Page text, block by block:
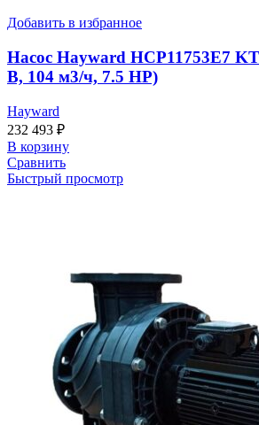
Добавить в избранное
Насос Hayward HCP11753E7
В, 104 м3/ч, 7.5 HP)
Hayward
232 493 ₽
В корзину
Сравнить
Быстрый просмотр